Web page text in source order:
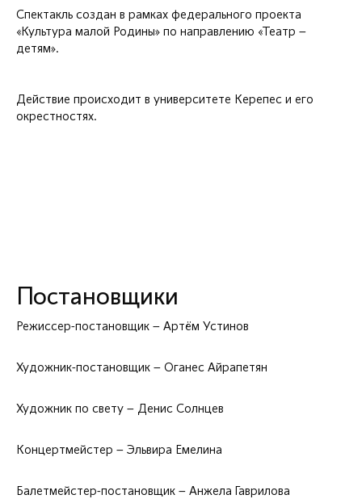
Спектакль создан в рамках федерального проекта
«Культура малой Родины» по направлению «Театр –
детям».
Действие происходит в университете Керепес и его
окрестностях.
Постановщики
Режиссер-постановщик – Артём Устинов
Художник-постановщик – Оганес Айрапетян
Художник по свету – Денис Солнцев
Концертмейстер – Эльвира Емелина
Балетмейстер-постановщик – Анжела Гаврилова